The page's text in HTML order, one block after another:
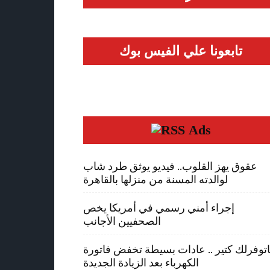
تابعونا علي الفيس بوك
Ads
عقوق يهز القلوب.. فيديو يوثق طرد شاب
لوالدته المسنة من منزلها بالقاهرة
إجراء أمني رسمي في أمريكا يخص
الصحفيين الأجانب
كتير .. عادات بسيطة تخفض فاتورة
الكهرباء بعد الزيادة الجديدة